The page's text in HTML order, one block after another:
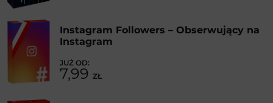
Instagram Followers – Obserwujący na
Instagram
7,99 ZŁ